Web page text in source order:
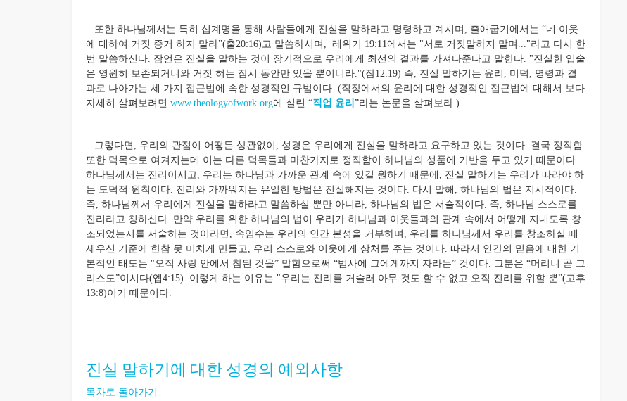
또한 하나님께서는 특히 십계명을 통해 사람들에게 진실을 말하라고 명령하고 계시며, 출애굽기에서는 “네 이웃
에 대하여 거짓 증거 하지 말라”(출20:16)고 말씀하시며, 레위기 19:11에서는 "서로 거짓말하지 말며..."라고 다시 한
번 말씀하신다. 잠언은 진실을 말하는 것이 장기적으로 우리에게 최선의 결과를 가져다준다고 말한다. "진실한 입술
은 영원히 보존되거니와 거짓 혀는 잠시 동안만 있을 뿐이니라."(잠12:19) 즉, 진실 말하기는 윤리, 미덕, 명령과 결
과로 나아가는 세 가지 접근법에 속한 성경적인 규범이다. (직장에서의 윤리에 대한 성경적인 접근법에 대해서 보다
자세히 살펴보려면 www.theologyofwork.org에 실린 “직업 윤리 ”라는 논문을 살펴보라.)
그렇다면, 우리의 관점이 어떻든 상관없이, 성경은 우리에게 진실을 말하라고 요구하고 있는 것이다. 결국 정직함
또한 덕목으로 여겨지는데 이는 다른 덕목들과 마찬가지로 정직함이 하나님의 성품에 기반을 두고 있기 때문이다.
하나님께서는 진리이시고, 우리는 하나님과 가까운 관계 속에 있길 원하기 때문에, 진실 말하기는 우리가 따라야 하
는 도덕적 원칙이다. 진리와 가까워지는 유일한 방법은 진실해지는 것이다. 다시 말해, 하나님의 법은 지시적이다.
즉, 하나님께서 우리에게 진실을 말하라고 말씀하실 뿐만 아니라, 하나님의 법은 서술적이다. 즉, 하나님 스스로를
진리라고 칭하신다. 만약 우리를 위한 하나님의 법이 우리가 하나님과 이웃들과의 관계 속에서 어떻게 지내도록 창
조되었는지를 서술하는 것이라면, 속임수는 우리의 인간 본성을 거부하며, 우리를 하나님께서 우리를 창조하실 때
세우신 기준에 한참 못 미치게 만들고, 우리 스스로와 이웃에게 상처를 주는 것이다. 따라서 인간의 믿음에 대한 기
본적인 태도는 "오직 사랑 안에서 참된 것을” 말함으로써 “범사에 그에게까지 자라는” 것이다. 그분은 “머리니 곧 그
리스도”이시다(엡4:15). 이렇게 하는 이유는 "우리는 진리를 거슬러 아무 것도 할 수 없고 오직 진리를 위할 뿐”(고후
13:8)이기 때문이다.
진실 말하기에 대한 성경의 예외사항
목차로 돌아가기